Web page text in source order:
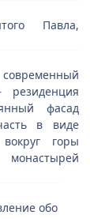
Павла,
резиденция
фасад
в виде
горы
обо